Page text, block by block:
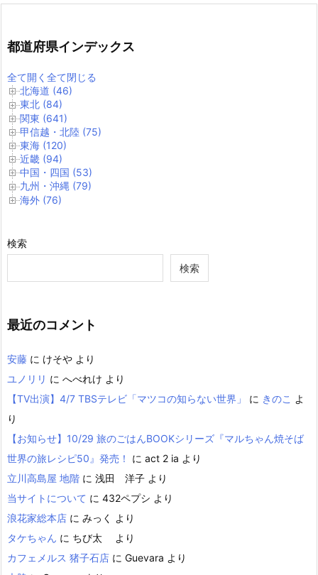
都道府県インデックス
全て開く 全て閉じる
北海道 (46)
東北 (84)
関東 (641)
甲信越・北陸 (75)
東海 (120)
近畿 (94)
中国・四国 (53)
九州・沖縄 (79)
海外 (76)
検索
検索
最近のコメント
安藤 に けそや より
ユノリリ に へべれけ より
【TV出演】4/7 TBSテレビ「マツコの知らない世界」
に きのこ よ
り
【お知らせ】10/29 旅のごはんBOOKシリーズ『マルちゃん焼そば
世界の旅レシピ50』発売！
に act 2 ia より
立川高島屋 地階 に 浅田 洋子 より
当サイトについて に 432ペプシ より
浪花家総本店 に みっく
より
タケちゃん に ちび太
より
カフェメルス 猪子石店 に Guevara より